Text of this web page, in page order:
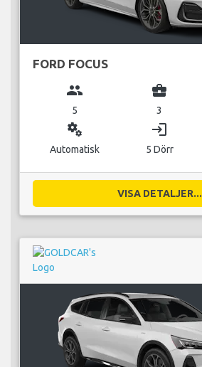
FORD FOCUS
group
5
business_center
3
miscellaneous_services
Automatisk
login
5 Dörr
VISA DETALJER...